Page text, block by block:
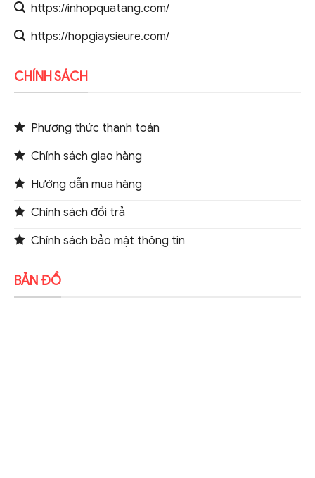
https://inhopquatang.com/
https://hopgiaysieure.com/
CHÍNH SÁCH
Phương thức thanh toán
Chính sách giao hàng
Hướng dẫn mua hàng
Chính sách đổi trả
Chính sách bảo mật thông tin
BẢN ĐỒ